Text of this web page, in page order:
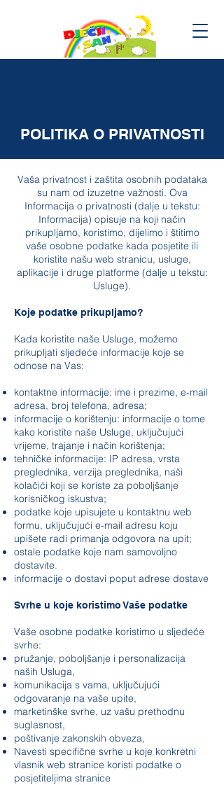
POLITIKA O PRIVATNOSTI
Vaša privatnost i zaštita osobnih podataka
su nam od izuzetne važnosti. Ova
Informacija o privatnosti (dalje u tekstu:
Informacija) opisuje na koji način
prikupljamo, koristimo, dijelimo i štitimo
vaše osobne podatke kada posjetite ili
koristite našu web stranicu, usluge,
aplikacije i druge platforme (dalje u tekstu:
Usluge).
Koje podatke prikupljamo?
Kada koristite naše Usluge, možemo
prikupljati sljedeće informacije koje se
odnose na Vas:
kontaktne informacije: ime i prezime, e-mail
adresa, broj telefona, adresa;
informacije o korištenju: informacije o tome
kako koristite naše Usluge, uključujući
vrijeme, trajanje i način korištenja;
tehničke informacije: IP adresa, vrsta
preglednika, verzija preglednika, naši
kolačići koji se koriste za poboljšanje
korisničkog iskustva;
podatke koje upisujete u kontaktnu web
formu, uključujući e-mail adresu koju
upišete radi primanja odgovora na upit;
ostale podatke koje nam samovoljno
dostavite.
informacije o dostavi poput adrese dostave
Svrhe u koje koristimo Vaše podatke
Vaše osobne podatke koristimo u sljedeće
svrhe:
pružanje, poboljšanje i personalizacija
naših Usluga,
komunikacija s vama, uključujući
odgovaranje na vaše upite,
marketinške svrhe, uz vašu prethodnu
suglasnost,
poštivanje zakonskih obveza,
Navesti specifične svrhe u koje konkretni
vlasnik web stranice koristi podatke o
posjetiteljima stranice